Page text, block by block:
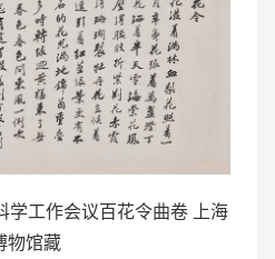
学工作会议百花令曲卷 上海
物馆藏